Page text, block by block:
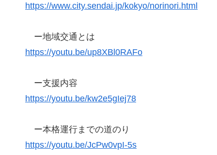
https://www.city.sendai.jp/kokyo/norinori.html
ー地域交通とは
https://youtu.be/up8XBl0RAFo
ー支援内容
https://youtu.be/kw2e5gIej78
ー本格運行までの道のり
https://youtu.be/JcPw0vpI-5s